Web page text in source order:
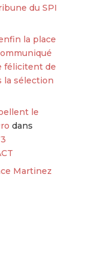
du SPI
la place
félicitent de
la sélection
le
dans
Martinez